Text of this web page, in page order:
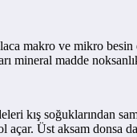
makro ve mikro
mineral madde
kış soğuklarından
açar. Üst aksam donsa